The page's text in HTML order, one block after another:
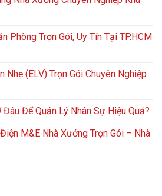
Phòng Trọn Gói, Uy Tín Tại TP.HCM
Nhẹ (ELV) Trọn Gói Chuyên Nghiệp
Để Quản Lý Nhân Sự Hiệu Quả?
M&E Nhà Xưởng Trọn Gói – Nhà